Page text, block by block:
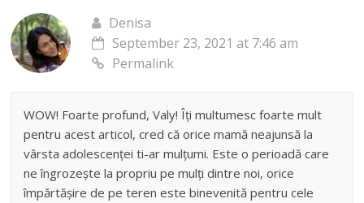
Denisa
September 23, 2021 at 7:46 am
Permalink
WOW! Foarte profund, Valy! Îți multumesc foarte mult
pentru acest articol, cred că orice mamă neajunsă la
vârsta adolescenței ti-ar mulțumi. Este o perioadă care
ne îngrozește la propriu pe mulți dintre noi, orice
împărtășire de pe teren este binevenită pentru cele